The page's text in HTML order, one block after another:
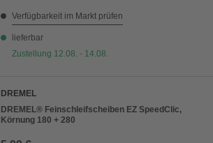
Verfügbarkeit im Markt prüfen
lieferbar
Zustellung 12.08. - 14.08.
DREMEL
DREMEL® Feinschleifscheiben EZ SpeedClic,
Körnung 180 + 280